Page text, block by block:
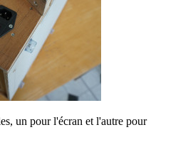
un pour l'écran et l'autre pour